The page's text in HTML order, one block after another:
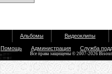
Альбомы Видеоклипы
Помощь Администрация Служба
Все права защищены © 2007-2026